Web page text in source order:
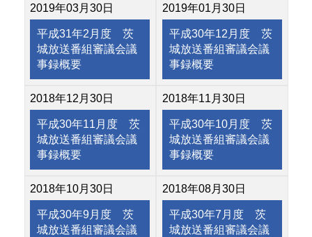
2019年03月30日
平成31年2月度 茨
城放送番組審議会議
事録概要
2019年01月30日
平成30年12月度 茨
城放送番組審議会議
事録概要
2018年12月30日
平成30年11月度 茨
城放送番組審議会議
事録概要
2018年11月30日
平成30年10月度 茨
城放送番組審議会議
事録概要
2018年10月30日
平成30年9月度 茨
城放送番組審議会議
2018年08月30日
平成30年7月度 茨
城放送番組審議会議